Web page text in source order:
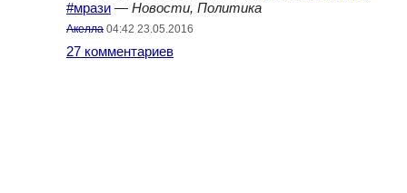
#мрази — Новости, Политика
Акелла 04:42 23.05.2016
27 комментариев